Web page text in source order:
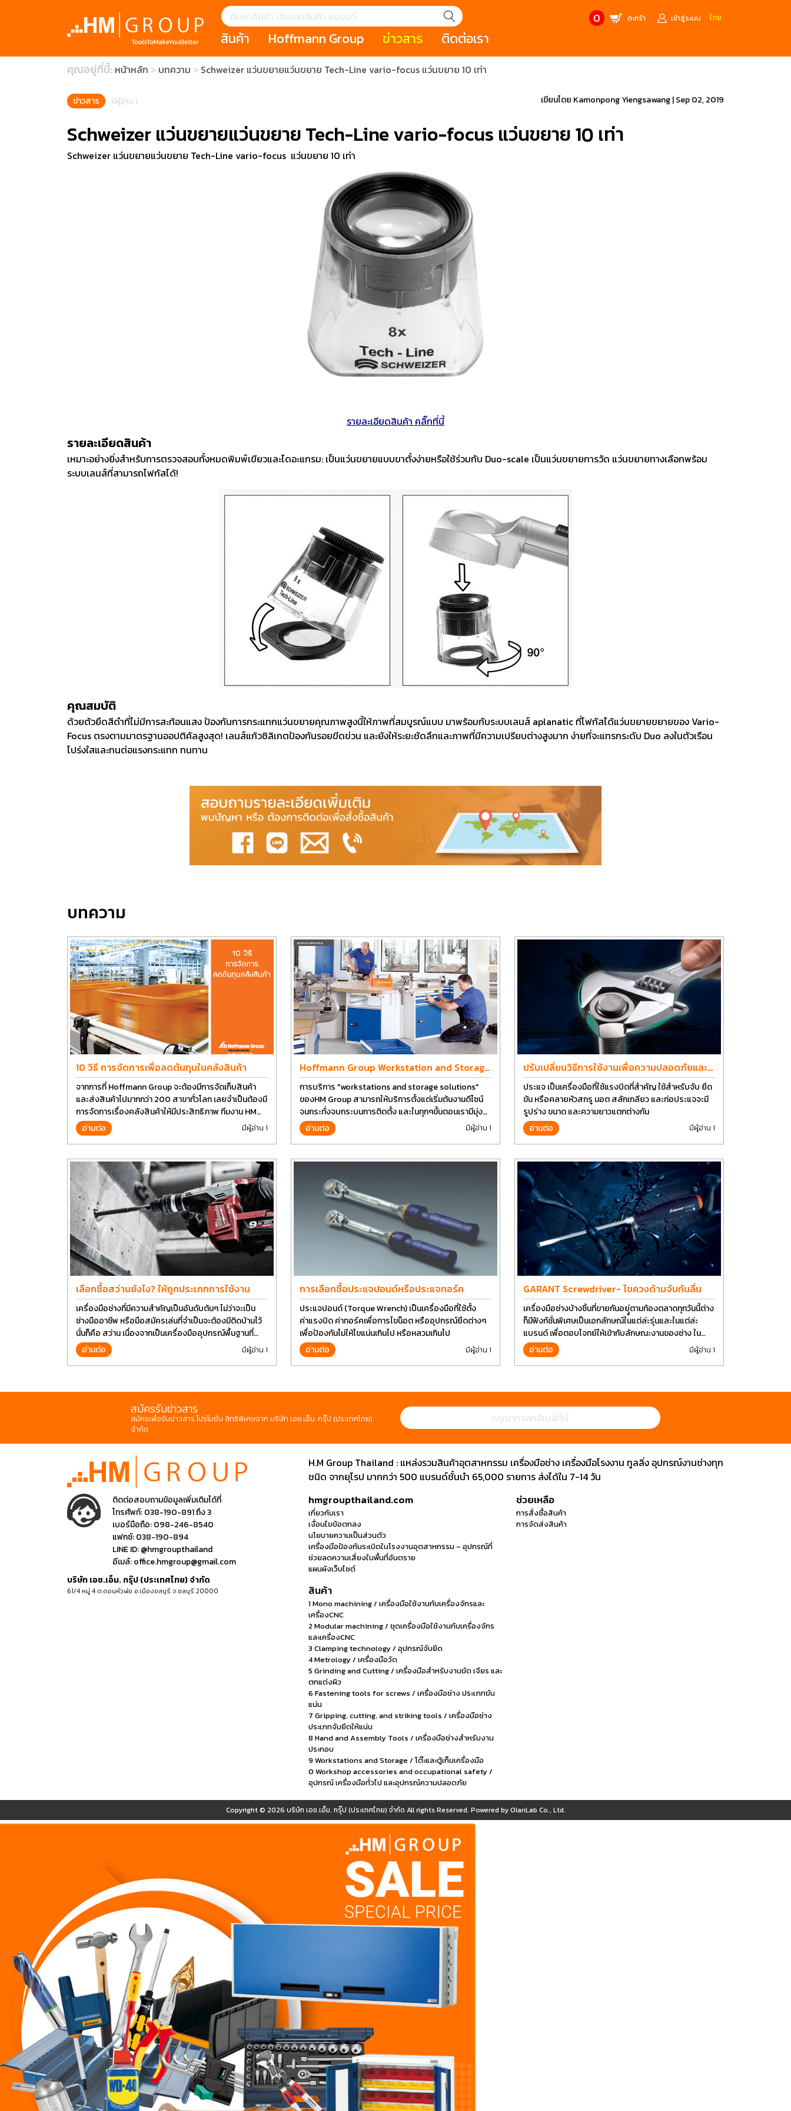
0 ตะกร้า เข้าสู่ระบบ ไทย
สินค้า
แนะนำ
มีดคัตเตอร์นิรภัย (safety cutter)
สินค้าประเภทประแจ
สินค้าราคาพิเศษจากแบรนด์ PB
สินค้าลดราคาพิเศษ
เครื่องมือขัดและตกแต่งผิววัสดุ
เครื่องมือสำหรับการทำงานในที่สูง
เครื่องมือสำหรับช่างยนต์ (
Mechanic Tools)
1 Mono machining / เครื่องมือใช้
งานกับเครื่องจักรและเครื่องCNC
2 Modular machining / ชุด
เครื่องมือใช้งานกับเครื่องจักรและ
เครื่องCNC
อุปกรณ์จับยึด
5 Grinding and Cutting / เครื่อง
มือสำหรับงานขัด เจียร และตกแต่ง
6 Fastening tools for screws /
ยึดให้แน่น
9 Workstations and Storage /
0 Workshop accessories and
occupational safety / อุปกรณ์
Hoffmann Group
HOFFMANN GROUP STORY HOLEX GARANT
ข่าวสาร
บทความ เหตุการณ์ Salespage
Trusco
ติดต่อเรา
คุณอยู่ที่นี้: หน้าหลัก บทความ Schweizer แว่นขยายแว่นขยาย Tech-Line vario-focus แว่นขยาย 10 เท่า
ข่าวสาร มีผู้อ่าน 1 เขียนโดย Kamonpong Yiengsawang|Sep 02, 2019
Schweizer แว่นขยายแว่นขยาย Tech-Line vario-focus แว่นขยาย 10 เท่า
Schweizer แว่นขยายแว่นขยาย Tech-Line vario-focus แว่นขยาย 10 เท่า
รายละเอียดสินค้า คลิ๊กที่นี้
รายละเอียดสินค้า
เหมาะอย่างยิ่งสำหรับการตรวจสอบทั้งหมดพิมพ์เขียวและไดอะแกรม: เป็นแว่นขยายแบบขาตั้งง่ายหรือใช้ร่วมกับ Duo-scale เป็นแว่นขยายการวัด แว่นขยายทางเลือกพร้อม
ระบบเลนส์ที่สามารถโฟกัสได้!
คุณสมบัติ
ด้วยตัวยึดสีดำที่ไม่มีการสะท้อนแสง ป้องกันการกระแทกแว่นขยายคุณภาพสูงนี้ให้ภาพที่สมบูรณ์แบบ มาพร้อมกับระบบเลนส์ aplanatic ที่โฟกัสได้แว่นขยายขยายของ Vario-
Focus ตรงตามมาตรฐานออปติคัลสูงสุด! เลนส์แก้วซิลิเกตป้องกันรอยขีดข่วน และยังให้ระยะชัดลึกและภาพที่มีความเปรียบต่างสูงมาก ง่ายที่จะแทรกระดับ Duo ลงในตัวเรือน
โปร่งใสและทนต่อแรงกระแทก ทนทาน
บทความ
10 วิธี การจัดการเพื่อลดต้นทุนในคลังสินค้า
จากการที่ Hoffmann Group จะต้องมีการจัดเก็บสินค้า
และส่งสินค้าไปมากกว่า 200 สาขาทั่วโลก เลยจำเป็นต้องมี
การจัดการเรื่องคลังสินค้าให้มีประสิทธิภาพ ทีมงาน HM
Group เลยอยากนำวิธีการบางส่วนมาแบ่งปันกัน
อ่านต่อ มีผู้อ่าน 1
Hoffmann Group Workstation and Storage
Design
การบริการ "workstations and storage solutions"
ของHM Group สามารถให้บริการตั้งแต่เริ่มต้นงานดีไซน์
จนกระทั่งจบกระบนการติดตั้ง และในทุกๆขั้นตอนเรามีมุ่ง
มั่นเพื่อที่จะให้คุณได้รับคุณภาพและการที่งานที่ดีที่สุด บน
ต้นทุนที่ดีที่สุดเช่นกัน
อ่านต่อ มีผู้อ่าน 1
ปรับเปลี่ยนวิธีการใช้งานเพื่อความปลอดภัยและ
ยืดอายุการใช้งานประแจได้อีกนาน
ประแจ เป็นเครื่องมือที่ใช้แรงบิดที่สำคัญ ใช้สำหรับจับ ยึด
ขัน หรือคลายหัวสกรู นอต สลักเกลียว และท่อประแจจะมี
รูปร่าง ขนาด และความยาวแตกต่างกัน
อ่านต่อ
มีผู้อ่าน 1
เลือกซื้อสว่านยังไง? ให้ถูกประเภทการใช้งาน
เครื่องมือช่างที่มีความสำคัญเป็นอันดับต้นๆ ไม่ว่าจะเป็น
ช่างมืออาชีพ หรือมือสมัครเล่นที่จำเป็นจะต้องมีติดบ้านไว้
นั่นก็คือ สว่าน เนื่องจากเป็นเครื่องมืออุปกรณ์พื้นฐานที่
สามารถใช้ได้กับงานหลากหลายทั่วไป เรียกว่า เป็นเครื่อง
มือที่ใช้ง่าย ใครๆก็สามารถใช้ได้
อ่านต่อ มีผู้อ่าน 1
การเลือกซื้อประแจปอนด์หรือประแจทอร์ค
ประแจปอนด์ (Torque Wrench) เป็นเครื่องมือที่ใช้ตั้ง
ค่าแรงบิด ค่าทอร์คเพื่อการไขน็อต หรืออุปกรณ์ยึดต่างๆ
เพื่อป้องกันไม่ให้ไขแน่นเกินไป หรือหลวมเกินไป
อ่านต่อ
มีผู้อ่าน 1
GARANT Screwdriver- ไขควงด้ามจับกันลื่น
เครื่องมือช่างบ้างชิ้นที่ขายกันอยุู่ตามท้องตลาดทุกวันนี้ต่าง
ก็มีฟังก์ชั่นพิเศษเป็นเอกลักษณ์ในแต่ล่ะรุ่นและในแต่ล่ะ
แบรนด์ เพื่อตอบโจทย์ให้เข้ากับลักษณะงานของช่าง ใน
ปัจจุบันเราใช้งานอุปกรณ์ช่างพื้นฐานอย่างไขควงกันในงาน
หลายประเภททำให้มีการปรับเปลี่ยนรูปแบบ
อ่านต่อ มีผู้อ่าน 1
สมัครรับข่าวสาร
สมัครเพื่อรับข่าวสาร โปรโมชั่น สิทธิพิเศษจาก บริษัท เอช.เอ็ม. กรุ๊ป (ประเทศไทย)
จำกัด
ติดต่อสอบถามข้อมูลเพิ่มเติมได้ที่
โทรศัพท์:038-190-891 ถึง 3
เบอร์มือถือ:098-246-8540
แฟกซ์:038-190-894
LINE ID:@hmgroupthailand
อีเมล์:office.hmgroup@gmail.com
บริษัท เอช.เอ็ม. กรุ๊ป (ประเทศไทย) จำกัด
61/4 หมู่ 4 ต.ดอนหัวฬ่อ อ.เมืองชลบุรี จ.ชลบุรี 20000
H.M Group Thailand : แหล่งรวมสินค้าอุตสาหกรรม เครื่องมือช่าง เครื่องมือโรงงาน ทูลลิ่ง อุปกรณ์งานช่างทุก
ชนิด จากยุโรป มากกว่า 500 แบรนด์ชั้นนำ 65,000 รายการ ส่งได้ใน 7-14 วัน
hmgroupthailand.com
เกี่ยวกับเรา
เงื่อนไขข้อตกลง
นโยบายความเป็นส่วนตัว
เครื่องมือป้องกันระเบิดในโรงงานอุตสาหกรรม – อุปกรณ์ที่
ช่วยลดความเสี่ยงในพื้นที่อันตราย
แผนผังเว็บไซต์
ช่วยเหลือ
การสั่งซื้อสินค้า
การจัดส่งสินค้า
สินค้า
1 Mono machining / เครื่องมือใช้งานกับเครื่องจักรและ
เครื่องCNC
2 Modular machining / ชุดเครื่องมือใช้งานกับเครื่องจักร
และเครื่องCNC
3 Clamping technology / อุปกรณ์จับยึด
4 Metrology / เครื่องมือวัด
5 Grinding and Cutting / เครื่องมือสำหรับงานขัด เจียร และ
ตกแต่งผิว
6 Fastening tools for screws / เครื่องมือช่าง ประเภทขัน
แน่น
7 Gripping, cutting, and striking tools / เครื่องมือช่าง
ประเภทจับยึดให้แน่น
8 Hand and Assembly Tools / เครื่องมือช่างสำหรับงาน
ประกอบ
9 Workstations and Storage / โต๊ะและตู้เก็บเครื่องมือ
0 Workshop accessories and occupational safety /
อุปกรณ์ เครื่องมือทั่วไป และอุปกรณ์ความปลอดภัย
Copyright © 2026 บริษัท เอช.เอ็ม. กรุ๊ป (ประเทศไทย) จำกัด All rights Reserved. Powered byOlanLab Co., Ltd.